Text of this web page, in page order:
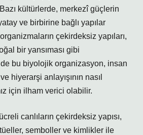
kültürlerde, merkezî güçlerin
ve birbirine bağlı yapılar
çekirdeksiz yapıları,
bir yansıması gibi
bu biyolojik organizasyon, insan
hiyerarşi anlayışının nasıl
için ilham verici olabilir.
canlıların çekirdeksiz yapısı,
semboller ve kimlikler ile